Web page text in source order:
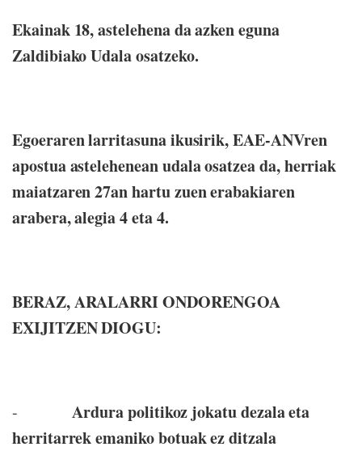
Ekainak 18, astelehena da azken eguna
Zaldibiako Udala osatzeko.
Egoeraren larritasuna ikusirik, EAE-ANVren
apostua astelehenean udala osatzea da, herriak
maiatzaren 27an hartu zuen erabakiaren
arabera, alegia 4 eta 4.
BERAZ, ARALARRI ONDORENGOA
EXIJITZEN DIOGU:
-Ardura politikoz jokatu dezala eta
herritarrek emaniko botuak ez ditzala